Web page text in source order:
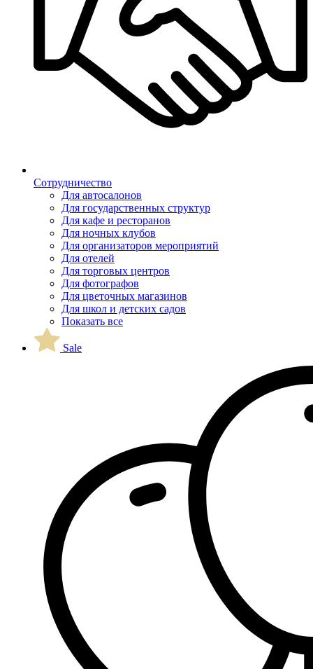
Сотрудничество
Для автосалонов
Для государственных структур
Для кафе и ресторанов
Для ночных клубов
Для организаторов мероприятий
Для отелей
Для торговых центров
Для фотографов
Для цветочных магазинов
Для школ и детских садов
Показать все
Sale